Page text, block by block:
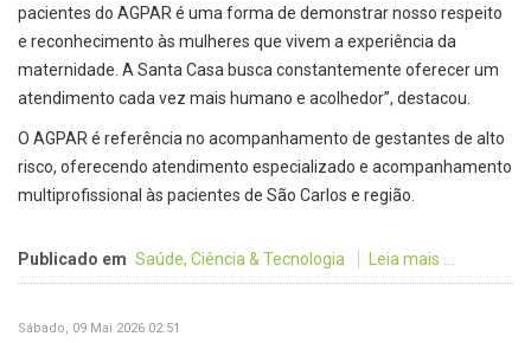
pacientes do AGPAR é uma forma de demonstrar nosso respeito
e reconhecimento às mulheres que vivem a experiência da
maternidade. A Santa Casa busca constantemente oferecer um
atendimento cada vez mais humano e acolhedor”, destacou.
O AGPAR é referência no acompanhamento de gestantes de alto
risco, oferecendo atendimento especializado e acompanhamento
multiprofissional às pacientes de São Carlos e região.
Publicado em Saúde, Ciência & Tecnologia Leia mais ...
Sábado, 09 Mai 2026 02:51